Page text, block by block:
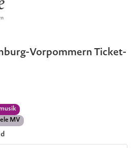
Vorpommern Ticket-
MV